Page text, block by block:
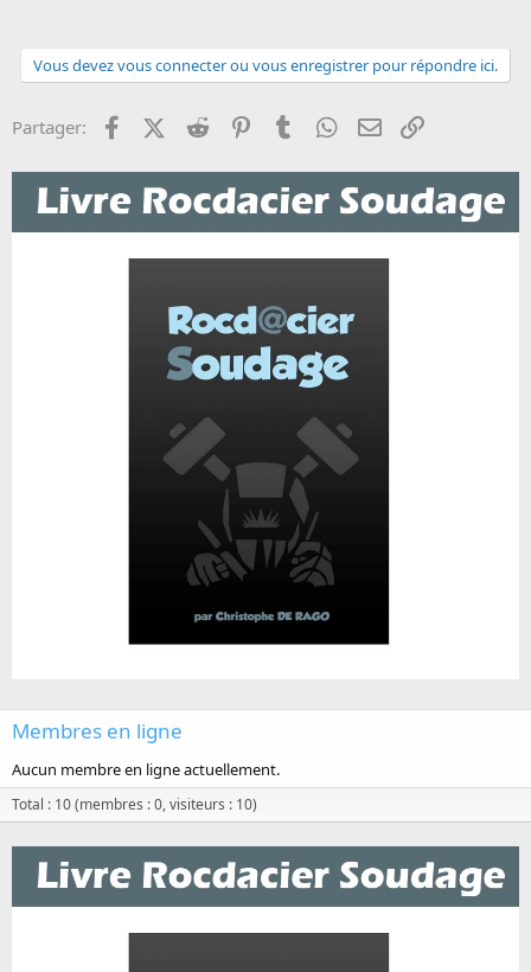
Vous devez vous connecter ou vous enregistrer pour répondre ici.
Partager: FacebookX (Twitter)
Reddit PinterestTumblr WhatsApp
Email
Membres en ligne
Aucun membre en ligne actuellement.
Total : 10 (membres : 0, visiteurs : 10)